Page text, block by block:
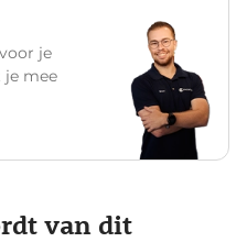
je
je mee
van dit